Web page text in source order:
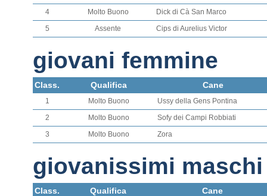
4
Molto Buono
Dick di Cà San Marco
5
Assente Cips di Aurelius Victor
giovani femmine
Class. Qualifica Cane
1 Molto Buono
Ussy della Gens Pontina
2
Molto Buono
Sofy dei Campi Robbiati
3
Molto Buono Zora
giovanissimi maschi
Class. Qualifica Cane